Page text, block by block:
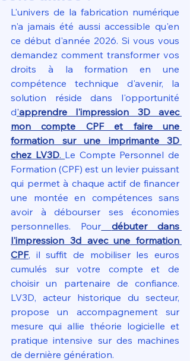
L'univers de la fabrication numérique
n'a jamais été aussi accessible qu'en
ce début d'année 2026. Si vous vous
demandez comment transformer vos
droits à la formation en une
compétence technique d'avenir, la
solution réside dans l'opportunité
d'apprendre l'impression 3D avec
mon compte CPF et faire une
formation sur une imprimante 3D
chez LV3D. Le Compte Personnel de
Formation (CPF) est un levier puissant
qui permet à chaque actif de financer
une montée en compétences sans
avoir à débourser ses économies
personnelles. Pour
débuter dans
l'impression 3d avec une formation
CPF, il suffit de mobiliser les euros
cumulés sur votre compte et de
choisir un partenaire de confiance.
LV3D, acteur historique du secteur,
propose un accompagnement sur
mesure qui allie théorie logicielle et
pratique intensive sur des machines
de dernière génération.